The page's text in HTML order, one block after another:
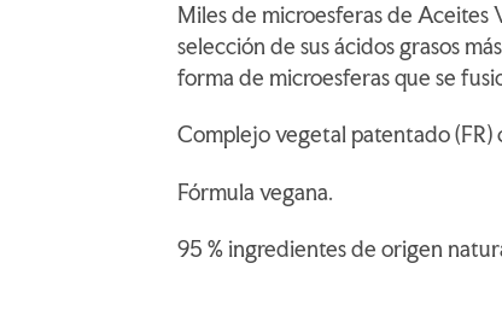
Miles de microesferas de Aceites
selección de sus ácidos grasos
forma de microesferas que se
Complejo vegetal patentado (FR)
Fórmula vegana.
95 % ingredientes de origen